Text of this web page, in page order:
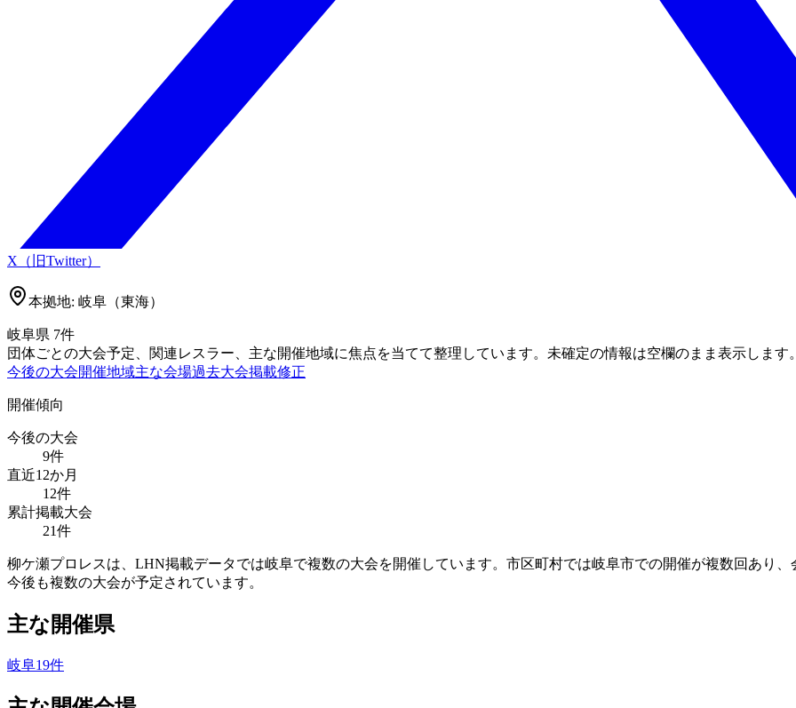
X（旧Twitter）
本拠地: 岐阜（東海）
岐阜県 7件
団体ごとの大会予定、関連レスラー、主な開催地域に焦点を当てて整理しています。未確定の情報は空欄のまま表示します
今後の大会開催地域主な会場過去大会掲載修正
開催傾向
今後の大会
9件
直近12か月
12件
累計掲載大会
21件
柳ケ瀬プロレスは、LHN掲載データでは岐阜で複数の大会を開催しています。市区町村では岐阜市での開催が複数回あり、
今後も複数の大会が予定されています。
主な開催県
岐阜19件